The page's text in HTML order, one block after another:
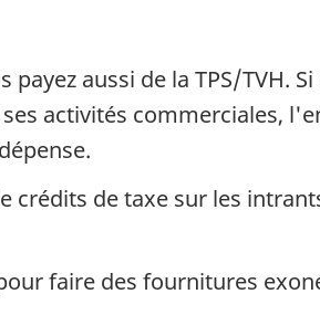
aussi de la TPS/TVH.
activités commerciales,
crédits de taxe sur les
faire des fournitures